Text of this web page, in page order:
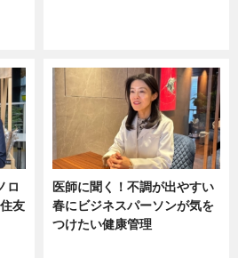
ロ
友
医師に聞く！不調が出やすい
春にビジネスパーソンが気を
つけたい健康管理